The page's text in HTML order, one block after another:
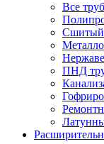
Все
Сшитый
ПНД